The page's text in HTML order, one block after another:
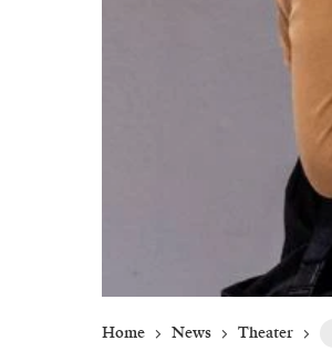
Home News Theater